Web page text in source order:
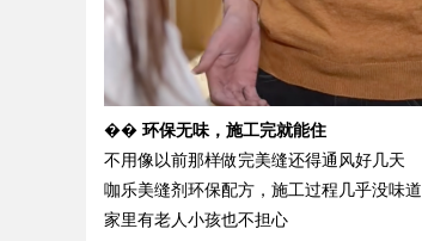
�� 环保无味，施工完就能住
不用像以前那样做完美缝还得通风好几天
咖乐美缝剂环保配方，施工过程几乎没味道
家里有老人小孩也不担心